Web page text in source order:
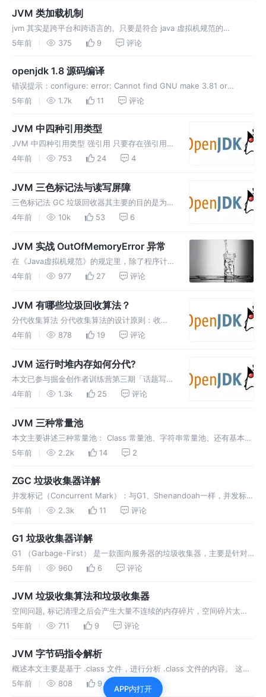
拟机自身的一部分；另外一种就是其他所有 的类加载器，这些…
JVM 类加载机制
jvm 其实是跨平台和跨语言的。只要是符合 java 虚拟机规范的
bytecode 都能被 jvm 解析并且执行。 以Java 为例子，我们开发的是
和解析的 bytecode 然后…
5年前 375 9 评论
openjdk 1.8 源码编译
错误提示：configure: error: Cannot find GNU make 3.81 or
newer! Please put it in the path, or add e.g.
5年前 1.7k 11 评论
JVM 中四种引用类型
JVM 中四种引用类型 强引用 只要存在强引用，
垃圾收集器永远不会回收 例如：Object obj =
ArrayList 源码实
4年前 753 24 4
JVM 三色标记法与读写屏障
三色标记法 GC 垃圾回收器其主要的目的是为了
实现内存的回收，在这个过程中主要的两个步骤
三色标记法，主要是为了高效的标记可被回收的
4年前 10k 53 6
JVM 实战 OutOfMemoryError 异常
在《Java虚拟机规范》的规定里，除了程序计
数器外，虚拟机内存的其他几个运行时区域都有
的可能。（本文主要是基于 jdk1.8 展开探讨）
4年前 977 27 评论
JVM 有哪些垃圾回收算法？
分代收集算法 分代收集算法的设计原则：收集
器应该将Java堆划分出不同的区域，然后将回
程的次数）分配到不同的区域之中存储。如果一
个区域中大多数对象都是朝生夕灭
4年前 878 19 评论
JVM 运行时堆内存如何分代?
本文已参与掘金创作者训练营第三期「话题写
作」赛道，详情查看：掘力计划｜创作者训练营
Java应用程序来说，Java堆（Java Heap）是
4年前 1.3k 25 评论
JVM 三种常量池
本文主要讲述三种常量池： Class 常量池、字符串常量池、还有基本类
型常量池。 Constant pool: 下面的内容就是常量池，常量池中主要存
者数值常量。 字面量只可以以右值出现，所谓右值是指等号右边的值，
如…
5年前 2.2k 14 2
ZGC 垃圾收集器详解
并发标记（Concurrent Mark）：与G1、Shenandoah一样，并发标记
是遍历对象图做可达性分析的 阶段，前后也要经过类似于G1、
短暂停顿，而且这些停顿阶段所做的事情在目标上也是相类似的。与
5年前 2.3k 11 评论
G1 垃圾收集器详解
G1 （Garbage-First） 是一款面向服务器的垃圾收集器，主要是针对
匹配多核心处理器以及大容量内存的机器，以极高的概率满足 GC 停顿
5年前 960 6 评论
JVM 垃圾收集算法和垃圾收集器
空间问题, 标记清理之后会产生大量不连续的内存碎片，空间碎片太多
可能会导致后续使用中无法找到足够的连续内存而提前触发一次的垃圾
然一样，但后续步骤不是进行直接清理，而是令所有存活的对象一端移
动，然后直接清理掉这端…
5年前 711 9 评论
JVM 字节码指令解析
概述本文主要是基于 .class 文件，进行分析 .class 文件的内容。 这部
分个人觉得主要是属于设计机构拓展的内容，大家可以一起来学习一下
Java 字节码的设计结构以及感受一下设计者的设计。 Java 提供 javap
5年前 808 9
APP内打开